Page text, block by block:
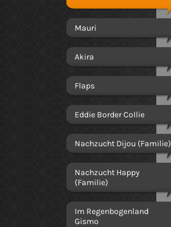
Mauri
Akira
Flaps
Eddie Border Collie
Nachzucht Dijou (Familie)
Nachzucht Happy
(Familie)
Im Regenbogenland
Gismo